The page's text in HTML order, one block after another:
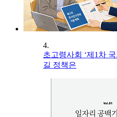
4.
초고령사회 ‘제1차
길 정책은